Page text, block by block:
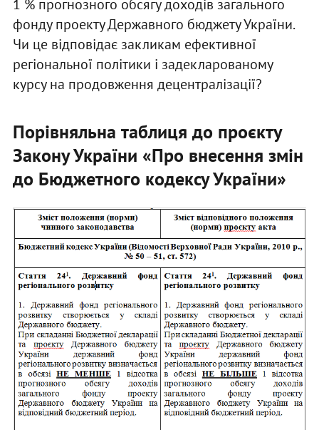
1 % прогнозного обсягу доходів загального
фонду проекту Державного бюджету України.
Чи це відповідає закликам ефективної
регіональної політики і задекларованому
курсу на продовження децентралізації?
Порівняльна таблиця до проєкту
Закону України «Про внесення змін
до Бюджетного кодексу України»